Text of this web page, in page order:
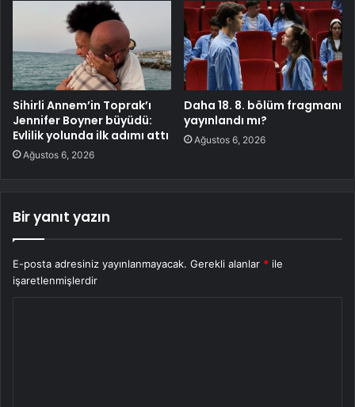
Sihirli Annem’in Toprak’ı
Jennifer Boyner büyüdü:
Evlilik yolunda ilk adımı attı
Ağustos 6, 2026
Daha 18. 8. bölüm fragmanı
yayınlandı mı?
Ağustos 6, 2026
Bir yanıt yazın
E-posta adresiniz yayınlanmayacak. Gerekli alanlar * ile
işaretlenmişlerdir